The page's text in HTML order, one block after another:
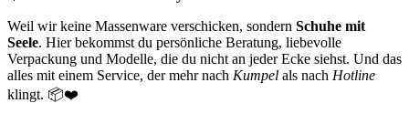
Weil wir keine Massenware verschicken, sondern Schuhe mit
Seele. Hier bekommst du persönliche Beratung, liebevolle
Verpackung und Modelle, die du nicht an jeder Ecke siehst. Und das
alles mit einem Service, der mehr nach Kumpel als nach Hotline
klingt. 📦❤️